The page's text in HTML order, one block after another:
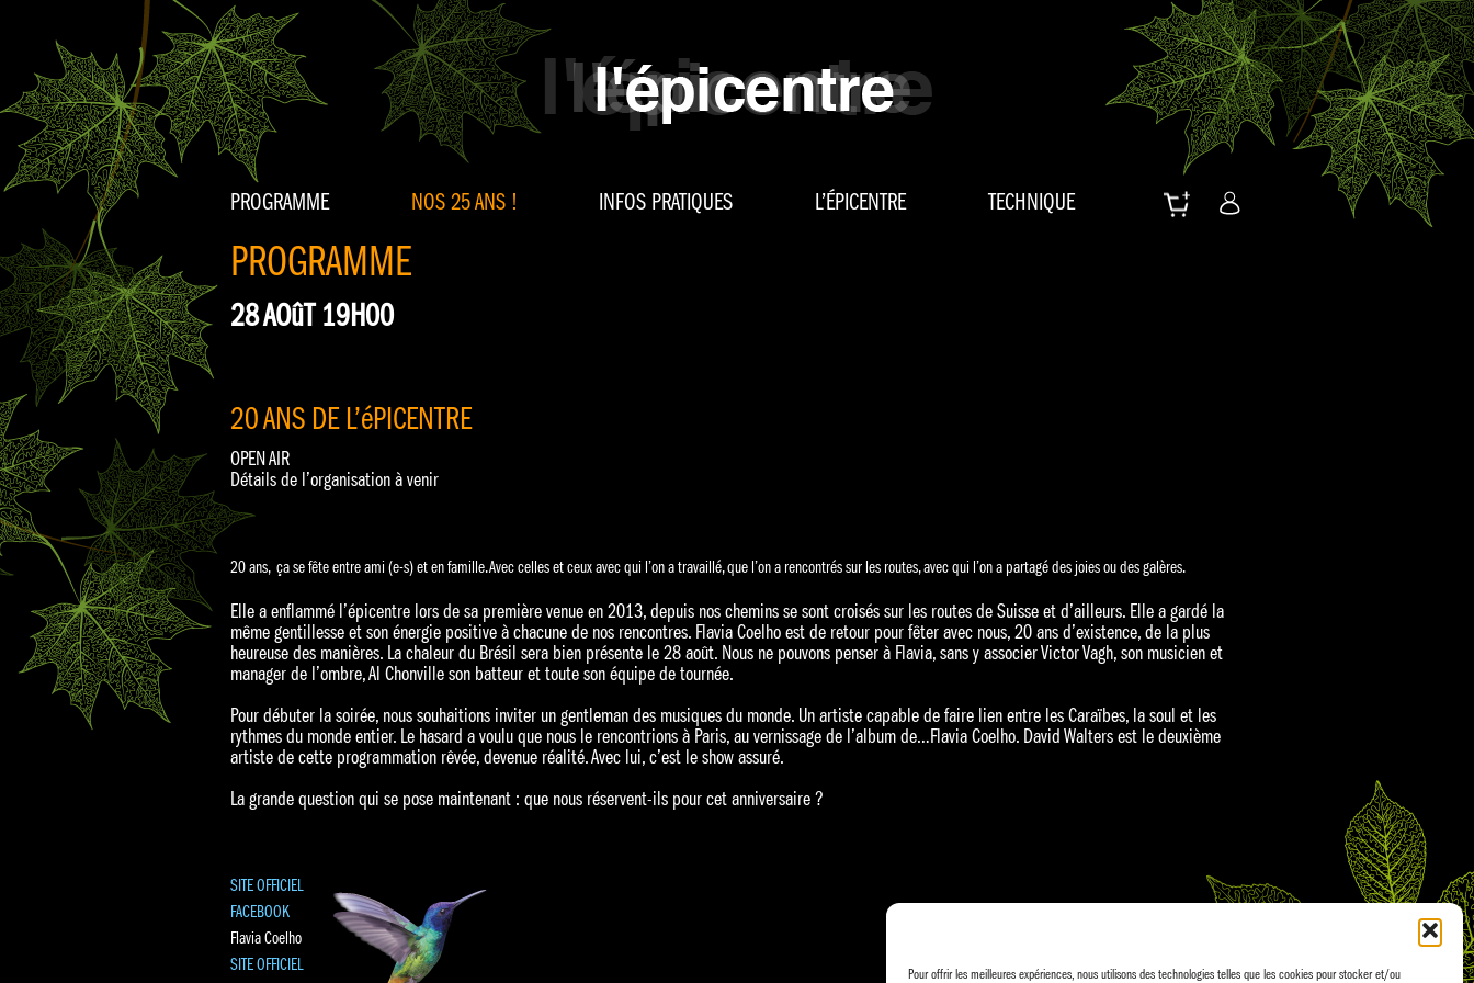
Pour offrir les meilleures expériences, nous utilisons des technologies telles que les cookies pour stocker et/ou
PROGRAMME NOS 25 ANS ! INFOS PRATIQUES L’ÉPICENTRE TECHNIQUE
PROGRAMME
28 AOûT 19H00
20 ANS DE L’éPICENTRE
OPEN AIR
Détails de l’organisation à venir
20 ans, ça se fête entre ami (e-s) et en famille. Avec celles et ceux avec qui l’on a travaillé, que l’on a rencontrés sur les routes, avec qui l’on a partagé des joies ou des galères.
Elle a enflammé l’épicentre lors de sa première venue en 2013, depuis nos chemins se sont croisés sur les routes de Suisse et d’ailleurs. Elle a gardé la
même gentillesse et son énergie positive à chacune de nos rencontres. Flavia Coelho est de retour pour fêter avec nous, 20 ans d’existence, de la plus
heureuse des manières. La chaleur du Brésil sera bien présente le 28 août. Nous ne pouvons penser à Flavia, sans y associer Victor Vagh, son musicien et
manager de l’ombre, Al Chonville son batteur et toute son équipe de tournée.
Pour débuter la soirée, nous souhaitions inviter un gentleman des musiques du monde. Un artiste capable de faire lien entre les Caraïbes, la soul et les
rythmes du monde entier. Le hasard a voulu que nous le rencontrions à Paris, au vernissage de l’album de…Flavia Coelho. David Walters est le deuxième
artiste de cette programmation rêvée, devenue réalité. Avec lui, c’est le show assuré.
La grande question qui se pose maintenant : que nous réservent-ils pour cet anniversaire ?
SITE OFFICIEL
FACEBOOK
Flavia Coelho
SITE OFFICIEL